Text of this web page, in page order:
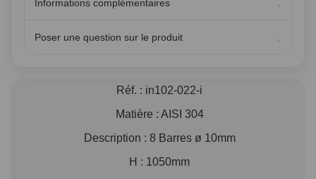
Informations complémentaires
Poser une question sur le produit
Réf. : in102-022-i
Matière : AISI 304
Description : 8 Barres ø 10mm
H : 1050mm